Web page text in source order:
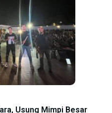
Usung Mimpi Besar